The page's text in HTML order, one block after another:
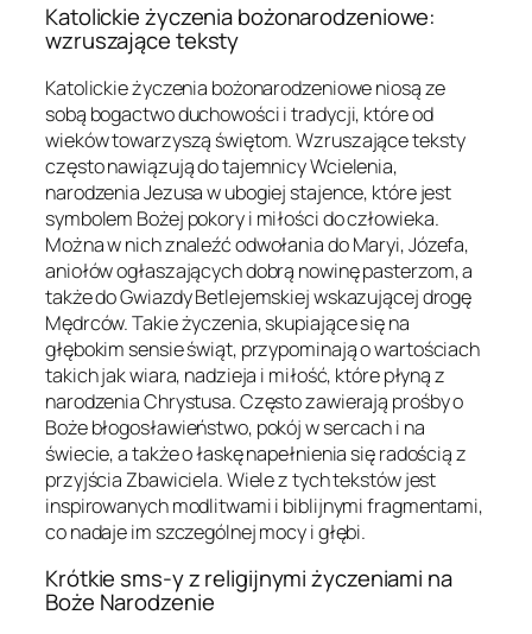
Katolickie życzenia bożonarodzeniowe:
wzruszające teksty
Katolickie życzenia bożonarodzeniowe niosą ze
sobą bogactwo duchowości i tradycji, które od
wieków towarzyszą świętom. Wzruszające teksty
często nawiązują do tajemnicy Wcielenia,
narodzenia Jezusa w ubogiej stajence, które jest
symbolem Bożej pokory i miłości do człowieka.
Można w nich znaleźć odwołania do Maryi, Józefa,
aniołów ogłaszających dobrą nowinę pasterzom, a
także do Gwiazdy Betlejemskiej wskazującej drogę
Mędrców. Takie życzenia, skupiające się na
głębokim sensie świąt, przypominają o wartościach
takich jak wiara, nadzieja i miłość, które płyną z
narodzenia Chrystusa. Często zawierają prośby o
Boże błogosławieństwo, pokój w sercach i na
świecie, a także o łaskę napełnienia się radością z
przyjścia Zbawiciela. Wiele z tych tekstów jest
inspirowanych modlitwami i biblijnymi fragmentami,
co nadaje im szczególnej mocy i głębi.
Krótkie sms-y z religijnymi życzeniami na
Boże Narodzenie